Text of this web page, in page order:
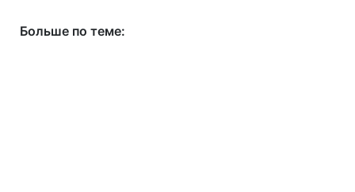
Больше по теме: